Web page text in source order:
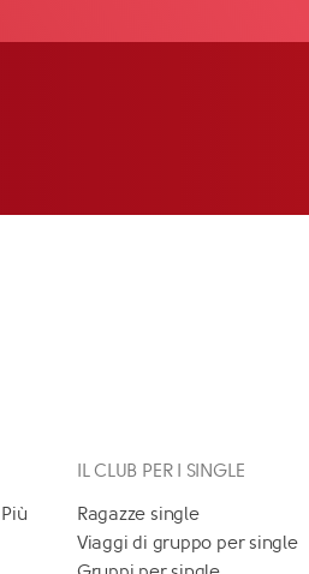
IL CLUB PER I SINGLE
Ragazze single
Viaggi di gruppo per single